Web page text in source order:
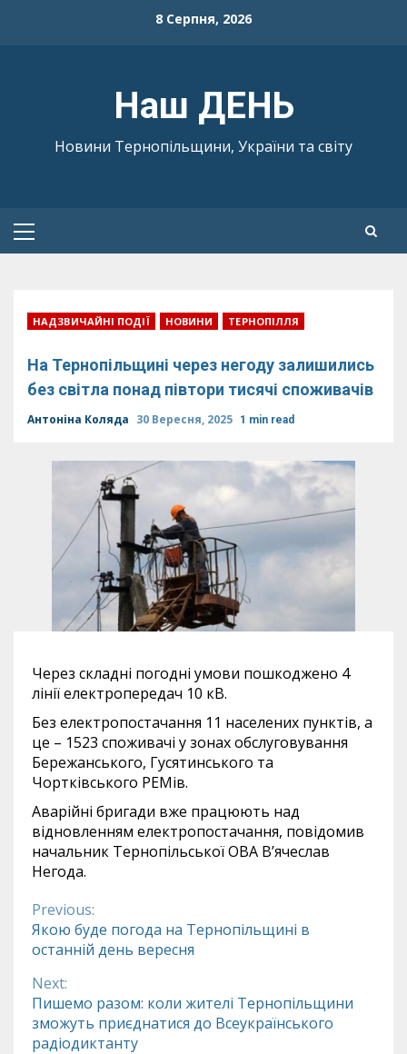
8 Серпня, 2026
Наш ДЕНЬ
Новини Тернопільщини, України та світу
Primary
НАДЗВИЧАЙНІ ПОДІЇ НОВИНИ ТЕРНОПІЛЛЯ
На Тернопільщині через негоду залишились
без світла понад півтори тисячі споживачів
Антоніна Коляда 30 Вересня, 2025 1 min read
Через складні погодні умови пошкоджено 4
лінії електропередач 10 кВ.
Без електропостачання 11 населених пунктів, а
це – 1523 споживачі у зонах обслуговування
Бережанського, Гусятинського та
Чортківського РЕМів.
Аварійні бригади вже працюють над
відновленням електропостачання, повідомив
начальник Тернопільської ОВА В’ячеслав
Негода.
Continue
Reading
Previous:
Якою буде погода на Тернопільщині в
останній день вересня
Next:
Пишемо разом: коли жителі Тернопільщини
зможуть приєднатися до Всеукраїнського
радіодиктанту